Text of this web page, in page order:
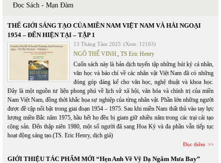
Đọc Sách - Mạn Đàm
THẾ GIỚI SÁNG TẠO CỦA MIỀN NAM VIỆT NAM VÀ HẢI NGOẠI
1954 – ĐẾN HIỆN TẠI – TẬP 1
13 Tháng Tám 2025 (Xem: 12103)
NGÔ THẾ VINH, TS Eric Henry
Cuốn sách này là bản dịch tuyển tập những bút ký cá nhân,
văn học và báo chí về các nhân vật Việt Nam đã có những
đóng góp đáng kể cho văn học, nghệ thuật và khoa học.
Đây là một nguồn tư liệu phong phú về lịch sử xã hội, văn hóa và chính trị của miền
Nam Việt Nam, đồng thời khắc họa sự nghiệp của từng nhân vật. Phần lớn những người
được đề cập nổi bật trong giai đoạn 1954 – 1975. Sau khi miền Nam thất thủ vào tay lực
lượng miền Bắc năm 1975, hầu hết họ đều bị giam giữ nhiều năm trong các trại cải tạo
cộng sản. Đến thập niên 1980, một số người đã sang Hoa Kỳ và đa phần vẫn tiếp tục
hoạt động sáng tạo.(TS. Eric Henry, dịch giả)
Đọc thêm
GIỚI THIỆU TÁC PHẨM MỚI “Hẹn Anh Về Vỹ Dạ Ngắm Mưa Bay”